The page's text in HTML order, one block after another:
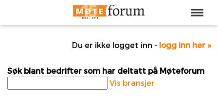
Du er ikke logget inn - logg inn her »
Søk blant bedrifter som har deltatt på Møteforum
Vis bransjer